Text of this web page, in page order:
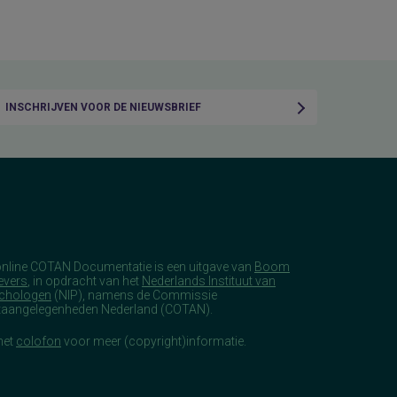
INSCHRIJVEN VOOR DE NIEUWSBRIEF
COTAN Documentatie is een uitgave van Boom
, in opdracht van het Nederlands Instituut van
(NIP), namens de Commissie
Nederland (COTAN).
colofon voor meer (copyright)informatie.